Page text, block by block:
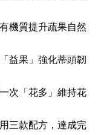
機質提升蔬果自然
益果」強化蒂頭韌
次「花多」維持花
三款配方，達成完